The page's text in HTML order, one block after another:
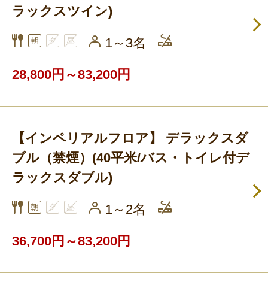
ラックスツイン)
1～3名
28,800円～83,200円
【インペリアルフロア】 デラックスダ
ブル（禁煙）(40平米/バス・トイレ付デ
ラックスダブル)
1～2名
36,700円～83,200円